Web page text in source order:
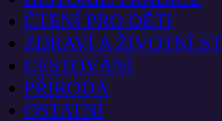
ČTENÍ PRO DĚTI
ZDRAVÍ A ŽIVOTNÍ
CESTOVÁNÍ
PŘÍRODA
OSTATNÍ